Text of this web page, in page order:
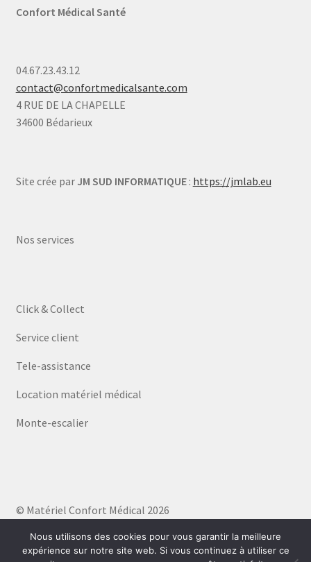
Confort Médical Santé
04.67.23.43.12
contact@confortmedicalsante.com
4 RUE DE LA CHAPELLE
34600 Bédarieux
Site crée par JM SUD INFORMATIQUE: https://jmlab.eu
Nos services
Click & Collect
Service client
Tele-assistance
Location matériel médical
Monte-escalier
© Matériel Confort Médical 2026
Nous utilisons des cookies pour vous garantir la meilleure
expérience sur notre site web. Si vous continuez à utiliser ce